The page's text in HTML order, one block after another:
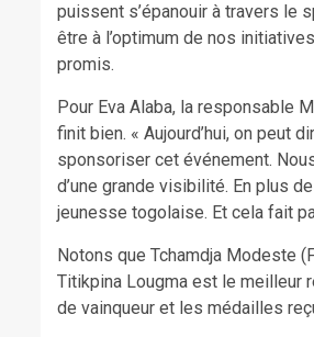
puissent s’épanouir à travers le
être à l’optimum de nos
promis.
Pour Eva Alaba, la responsable
finit bien. « Aujourd’hui, on peut
sponsoriser cet événement.
d’une grande visibilité. En plus
jeunesse togolaise. Et cela fait
Notons que Tchamdja Modeste
Titikpina Lougma est le meilleur
de vainqueur et les médailles